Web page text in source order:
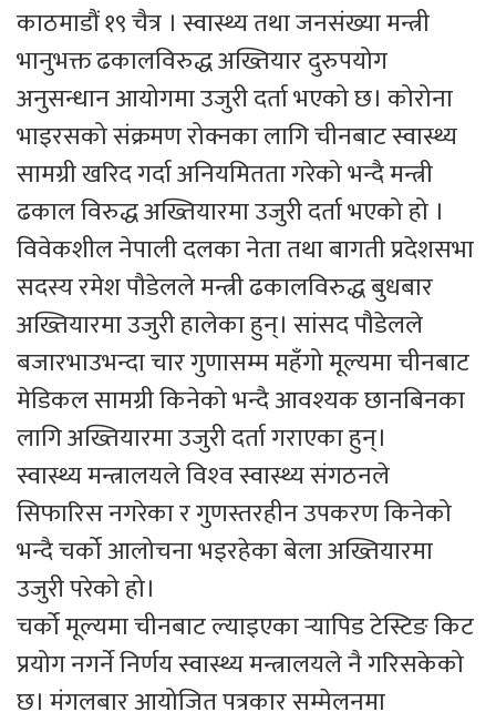
काठमाडौं १९ चैत्र । स्वास्थ्य तथा जनसंख्या मन्त्री
भानुभक्त ढकालविरुद्ध अख्तियार दुरुपयोग
अनुसन्धान आयोगमा उजुरी दर्ता भएको छ। कोरोना
भाइरसको संक्रमण रोक्नका लागि चीनबाट स्वास्थ्य
सामग्री खरिद गर्दा अनियमितता गरेको भन्दै मन्त्री
ढकाल विरुद्ध अख्तियारमा उजुरी दर्ता भएको हो ।
विवेकशील नेपाली दलका नेता तथा बागती प्रदेशसभा
सदस्य रमेश पौडेलले मन्त्री ढकालविरुद्ध बुधबार
अख्तियारमा उजुरी हालेका हुन्। सांसद पौडेलले
बजारभाउभन्दा चार गुणासम्म महँगो मूल्यमा चीनबाट
मेडिकल सामग्री किनेको भन्दै आवश्यक छानबिनका
लागि अख्तियारमा उजुरी दर्ता गराएका हुन्।
स्वास्थ्य मन्त्रालयले विश्‍व स्वास्थ्य संगठनले
सिफारिस नगरेका र गुणस्तरहीन उपकरण किनेको
भन्दै चर्को आलोचना भइरहेका बेला अख्तियारमा
उजुरी परेको हो।
चर्को मूल्यमा चीनबाट ल्याइएका र्‍यापिड टेस्टिङ किट
प्रयोग नगर्ने निर्णय स्वास्थ्य मन्त्रालयले नै गरिसकेको
छ। मंगलबार आयोजित पत्रकार सम्मेलनमा